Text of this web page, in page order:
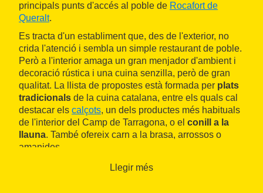
principals punts d'accés al poble de Rocafort de
Queralt.
Es tracta d'un establiment que, des de l'exterior, no
crida l'atenció i sembla un simple restaurant de poble.
Però a l'interior amaga un gran menjador d'ambient i
decoració rústica i una cuina senzilla, però de gran
qualitat. La llista de propostes està formada per plats
tradicionals de la cuina catalana, entre els quals cal
destacar els calçots, un dels productes més habituals
de l'interior del Camp de Tarragona, o el conill a la
llauna. També ofereix carn a la brasa, arrossos o
amanides.
i un altre de cap de setmana a
Llegir més